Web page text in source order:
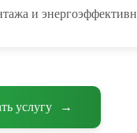
и
услугу →